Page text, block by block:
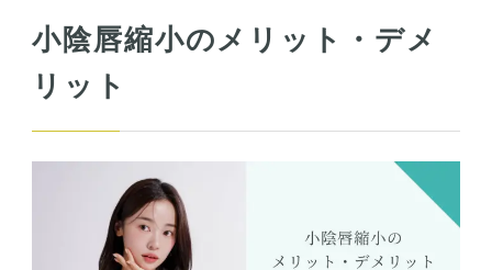
小陰唇縮小のメリット・デメ
リット